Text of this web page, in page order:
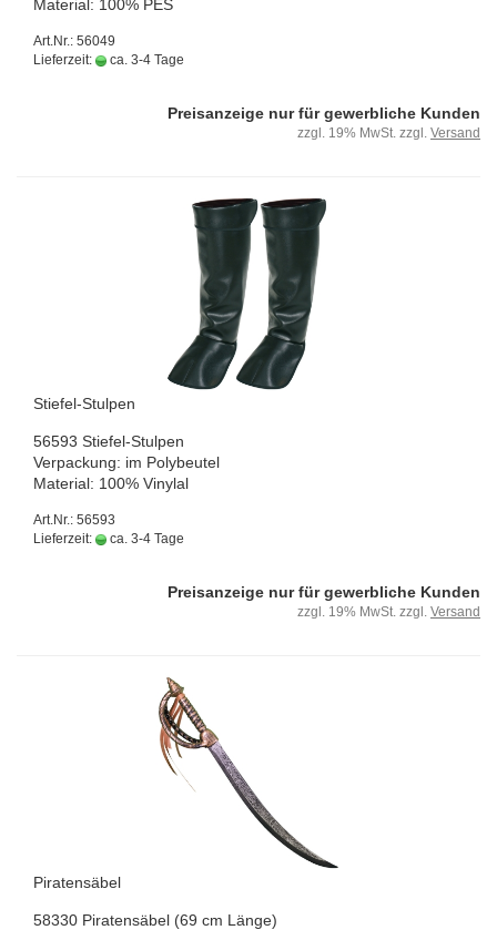
Ma­te­ri­al: 100% PES
Art.Nr.: 56049
Lieferzeit:
ca. 3-4 Tage
Preisanzeige nur für gewerbliche Kunden
zzgl. 19% MwSt. zzgl. Versand
Stiefel-​​Stul­pen
56593 Stiefel-​Stulpen
Ver­pa­ckung: im Po­ly­beu­tel
Ma­te­ri­al: 100% Vi­nyl­al
Art.Nr.: 56593
Lieferzeit:
ca. 3-4 Tage
Preisanzeige nur für gewerbliche Kunden
zzgl. 19% MwSt. zzgl. Versand
Pi­ra­ten­sä­bel
58330 Pi­ra­ten­sä­bel (69 cm Länge)